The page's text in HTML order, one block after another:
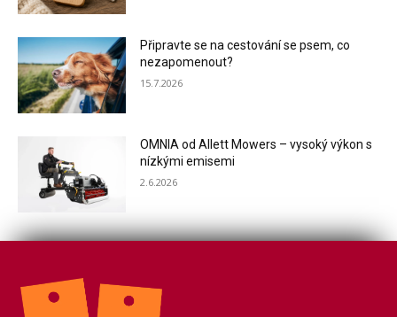
Připravte se na cestování se psem, co
nezapomenout?
15.7.2026
OMNIA od Allett Mowers – vysoký výkon s
nízkými emisemi
2.6.2026